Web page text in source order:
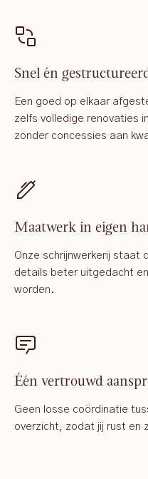
Snel én
Een goed op elkaar
zelfs volledige renovaties
zonder concessies aan
Maatwerk in eigen
Onze schrijnwerkerij staat
details beter uitgedacht
worden.
Één vertrouwd
Geen losse coördinatie
overzicht, zodat jij rust en